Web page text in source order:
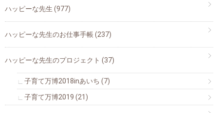
ハッピーな先生 (977)
ハッピーな先生のお仕事手帳 (237)
ハッピーな先生のプロジェクト (37)
子育て万博2018inあいち (7)
子育て万博2019 (21)